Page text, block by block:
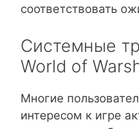
соответствовать
Системные
World of
Многие
интересом к игре